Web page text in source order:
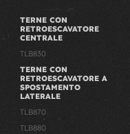
TERNE CON
RETROESCAVATORE
CENTRALE
TLB830
TERNE CON
RETROESCAVATORE A
SPOSTAMENTO
LATERALE
TLB870
TLB880